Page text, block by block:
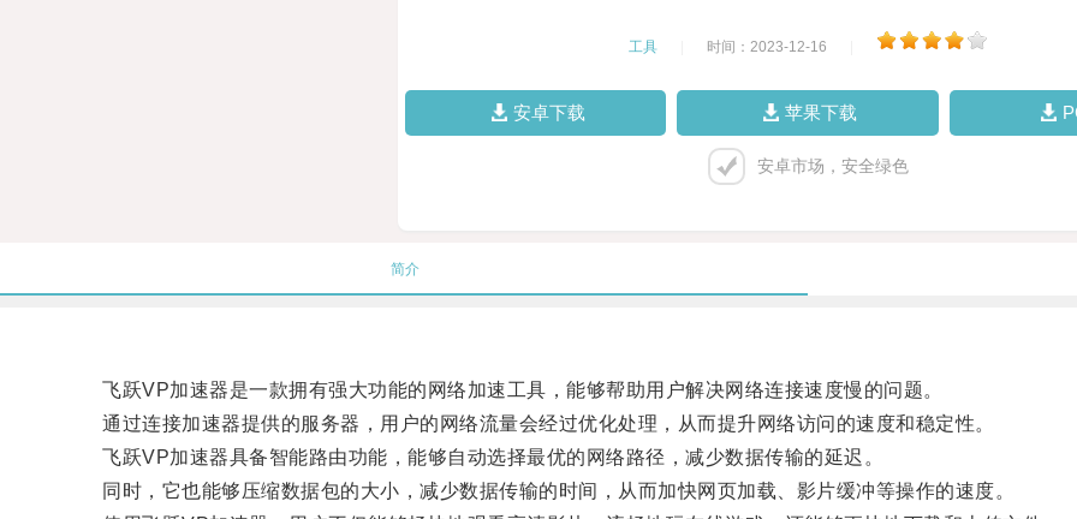
工具 时间：2023-12-16
安卓下载 苹果下载
安卓市场，安全绿色
简介
飞跃VP加速器是一款拥有强大功能的网络加速工具，能够帮助用户解决网络连接速度慢的问题。
通过连接加速器提供的服务器，用户的网络流量会经过优化处理，从而提升网络访问的速度和稳定性。
飞跃VP加速器具备智能路由功能，能够自动选择最优的网络路径，减少数据传输的延迟。
同时，它也能够压缩数据包的大小，减少数据传输的时间，从而加快网页加载、影片缓冲等操作的速度。